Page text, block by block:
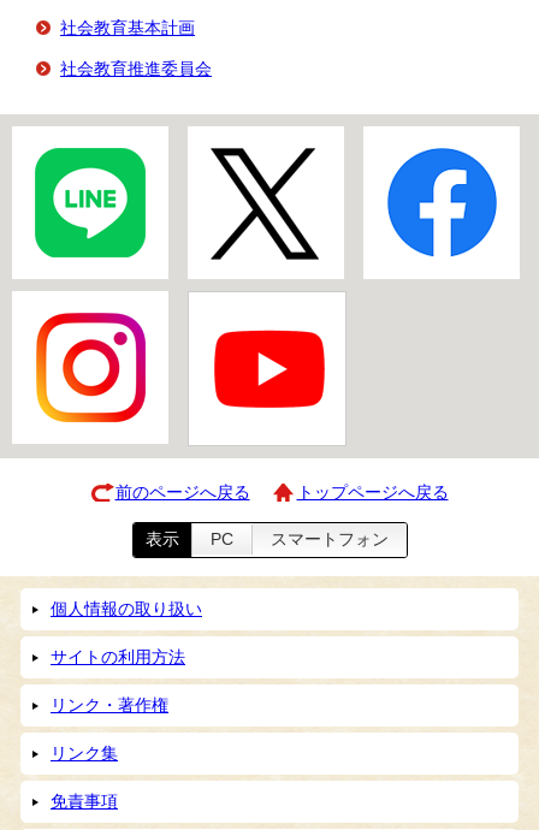
社会教育基本計画
社会教育推進委員会
前のページへ戻る トップページへ戻る
表示 PC スマートフォン
個人情報の取り扱い
サイトの利用方法
リンク・著作権
リンク集
免責事項